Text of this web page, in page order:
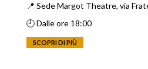
📍 Sede Margot Theatre, via
🕘 Dalle ore 18:00
SCOPRI DI PIÙ